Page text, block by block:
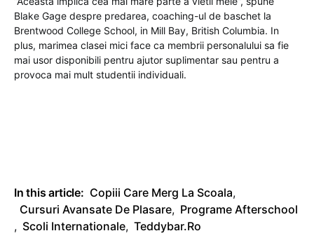
Blake Gage despre predarea, coaching-ul de baschet la
Brentwood College School, in Mill Bay, British Columbia. In
plus, marimea clasei mici face ca membrii personalului sa fie
mai usor disponibili pentru ajutor suplimentar sau pentru a
provoca mai mult studentii individuali.
In this article: Copiii Care Merg La Scoala,
Cursuri Avansate De Plasare, Programe Afterschool
, Scoli Internationale, Teddybar.ro